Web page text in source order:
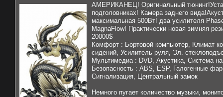
АМЕРИКАНЕЦ! Оригинальный
подголовниках! Камера заднего
максимальная 500Вт! два усилителя
MagnaFlow! Практически новая зимняя
20000$
Комфорт : Бортовой компьютер, Климат
сидений, Усилитель руля, Эл.
Мультимедиа : DVD, Акустика, Система
Безопасность : ABS, ESP, Галогенные
Сигнализация, Центральный замок
Немного пугает количество музыки,